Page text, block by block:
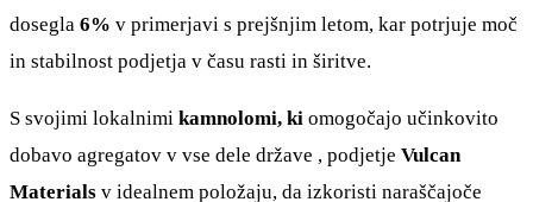
dosegla 6% v primerjavi s prejšnjim letom, kar potrjuje moč
in stabilnost podjetja v času rasti in širitve.
S svojimi lokalnimi kamnolomi, ki omogočajo učinkovito
dobavo agregatov v vse dele države , podjetje Vulcan
Materials v idealnem položaju, da izkoristi naraščajoče